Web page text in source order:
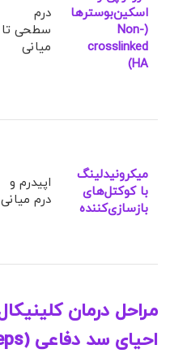
اسکین‌بوسترها
(Non-
crosslinked
HA)
درم
سطحی تا
میانی
میکرونیدلینگ
با کوکتل‌های
بازسازی‌کننده
اپیدرم و
درم میانی
مراحل درمان
احیای سد دفاعی (Procedural Steps)